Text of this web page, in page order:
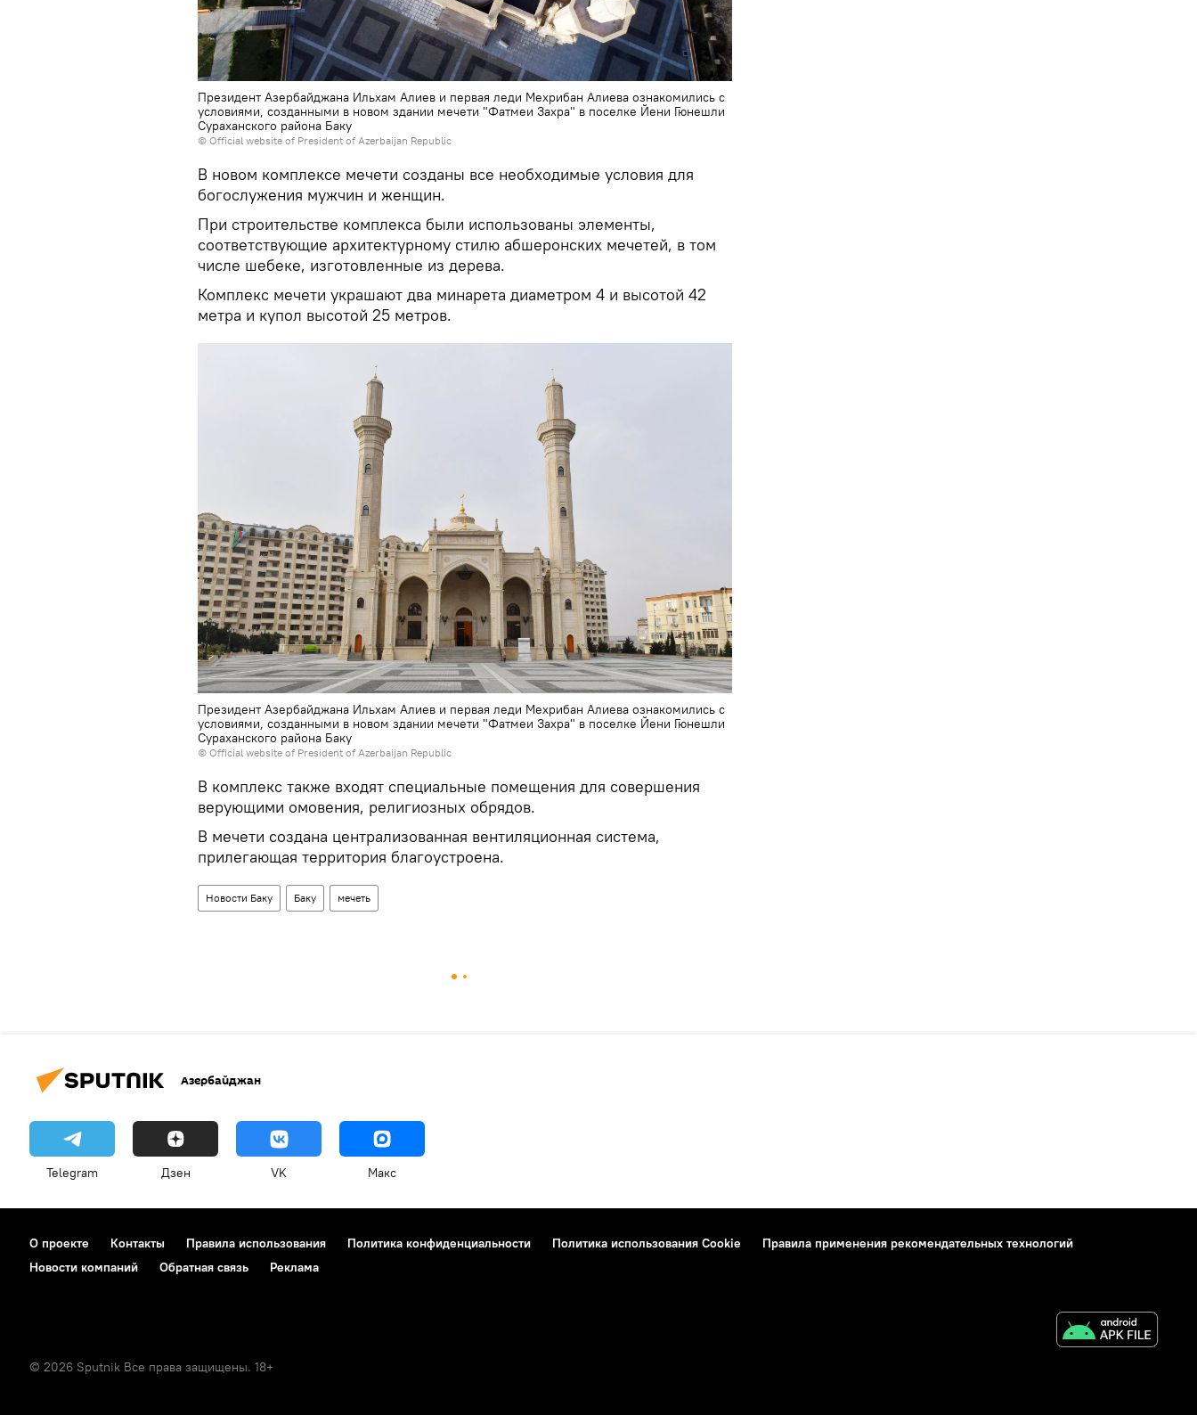
Президент Азербайджана Ильхам Алиев и первая леди Мехрибан Алиева ознакомились с
условиями, созданными в новом здании мечети "Фатмеи Захра" в поселке Йени Гюнешли
Сураханского района Баку
© Official website of President of Azerbaijan Republic
В новом комплексе мечети созданы все необходимые условия для
богослужения мужчин и женщин.
При строительстве комплекса были использованы элементы,
соответствующие архитектурному стилю абшеронских мечетей, в том
числе шебеке, изготовленные из дерева.
Комплекс мечети украшают два минарета диаметром 4 и высотой 42
метра и купол высотой 25 метров.
Президент Азербайджана Ильхам Алиев и первая леди Мехрибан Алиева ознакомились с
условиями, созданными в новом здании мечети "Фатмеи Захра" в поселке Йени Гюнешли
Сураханского района Баку
© Official website of President of Azerbaijan Republic
В комплекс также входят специальные помещения для совершения
верующими омовения, религиозных обрядов.
В мечети создана централизованная вентиляционная система,
прилегающая территория благоустроена.
Новости Баку Баку мечеть
Азербайджан
Telegram Дзен VK Макс
О проекте Контакты Правила использования Политика конфиденциальности Политика использования Cookie
Правила применения рекомендательных технологий
Новости компаний
Обратная связь Реклама
© 2026 Sputnik Все права защищены. 18+